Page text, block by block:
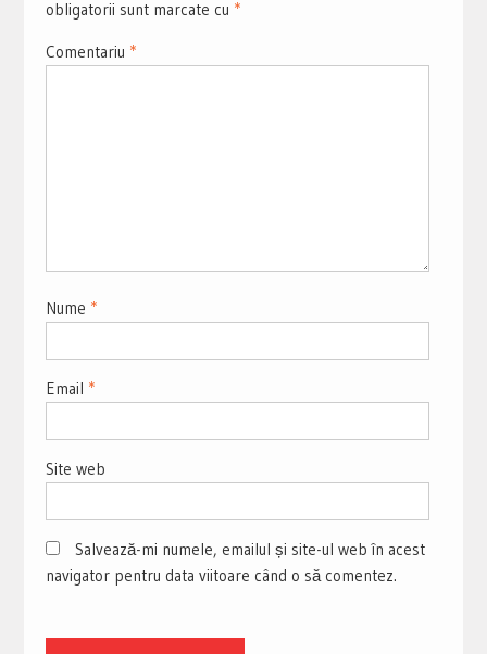
obligatorii sunt marcate cu *
Comentariu *
Nume *
Email *
Site web
Salvează-mi numele, emailul și site-ul web în acest
navigator pentru data viitoare când o să comentez.